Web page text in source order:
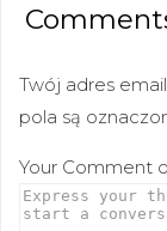
Twój adres
pola są
Your Comment